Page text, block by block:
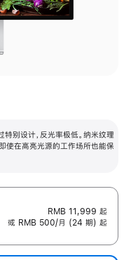
别设计，反光率极低。纳米纹理
使在高亮光源的工作场所也能保
RMB 11,999 起
或 RMB 500/月 (24 期) 起